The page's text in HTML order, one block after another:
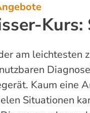
Kurs:
am leichtesten
Kaum eine
Situationen